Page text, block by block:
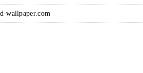
wallpaper.com